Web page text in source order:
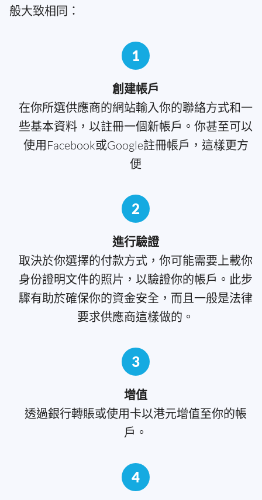
般大致相同：
1
創建帳戶
在你所選供應商的網站輸入你的聯絡方式和一
些基本資料，以註冊一個新帳戶。你甚至可以
使用Facebook或Google註冊帳戶，這樣更方
便
2
進行驗證
取決於你選擇的付款方式，你可能需要上載你
身份證明文件的照片，以驗證你的帳戶。此步
驟有助於確保你的資金安全，而且一般是法律
要求供應商這樣做的。
3
增值
透過銀行轉賬或使用卡以港元增值至你的帳
戶。
4